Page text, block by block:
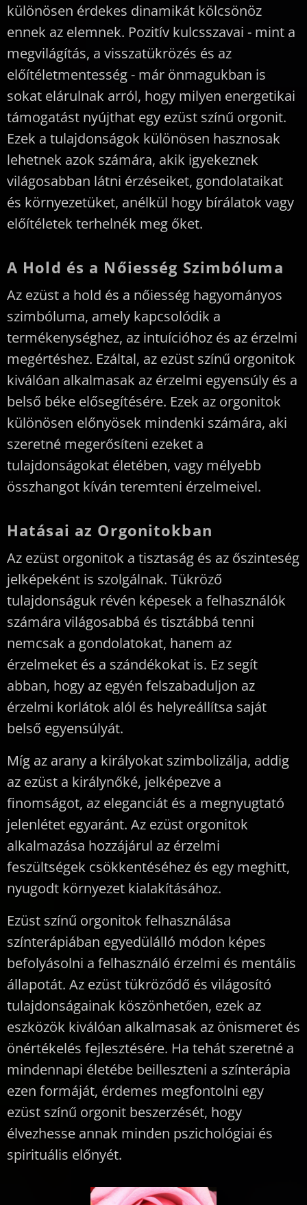
különösen érdekes dinamikát kölcsönöz
ennek az elemnek. Pozitív kulcsszavai - mint a
megvilágítás, a visszatükrözés és az
előítéletmentesség - már önmagukban is
sokat elárulnak arról, hogy milyen energetikai
támogatást nyújthat egy ezüst színű orgonit.
Ezek a tulajdonságok különösen hasznosak
lehetnek azok számára, akik igyekeznek
világosabban látni érzéseiket, gondolataikat
és környezetüket, anélkül hogy bírálatok vagy
előítéletek terhelnék meg őket.
A Hold és a Nőiesség Szimbóluma
Az ezüst a hold és a nőiesség hagyományos
szimbóluma, amely kapcsolódik a
termékenységhez, az intuícióhoz és az érzelmi
megértéshez. Ezáltal, az ezüst színű orgonitok
kiválóan alkalmasak az érzelmi egyensúly és a
belső béke elősegítésére. Ezek az orgonitok
különösen előnyösek mindenki számára, aki
szeretné megerősíteni ezeket a
tulajdonságokat életében, vagy mélyebb
összhangot kíván teremteni érzelmeivel.
Hatásai az Orgonitokban
Az ezüst orgonitok a tisztaság és az őszinteség
jelképeként is szolgálnak. Tükröző
tulajdonságuk révén képesek a felhasználók
számára világosabbá és tisztábbá tenni
nemcsak a gondolatokat, hanem az
érzelmeket és a szándékokat is. Ez segít
abban, hogy az egyén felszabaduljon az
érzelmi korlátok alól és helyreállítsa saját
belső egyensúlyát.
Míg az arany a királyokat szimbolizálja, addig
az ezüst a királynőké, jelképezve a
finomságot, az eleganciát és a megnyugtató
jelenlétet egyaránt. Az ezüst orgonitok
alkalmazása hozzájárul az érzelmi
feszültségek csökkentéséhez és egy meghitt,
nyugodt környezet kialakításához.
Ezüst színű orgonitok felhasználása
színterápiában egyedülálló módon képes
befolyásolni a felhasználó érzelmi és mentális
állapotát. Az ezüst tükröződő és világosító
tulajdonságainak köszönhetően, ezek az
eszközök kiválóan alkalmasak az önismeret és
önértékelés fejlesztésére. Ha tehát szeretné a
mindennapi életébe beilleszteni a színterápia
ezen formáját, érdemes megfontolni egy
ezüst színű orgonit beszerzését, hogy
élvezhesse annak minden pszichológiai és
spirituális előnyét.